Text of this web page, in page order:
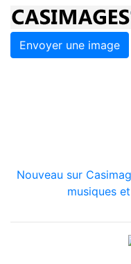
Envoyer une image
Nouveau sur
musiques